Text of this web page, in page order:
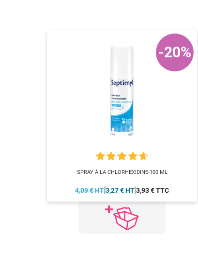
SPRAY À LA CHLORHEXIDINE-100 ML
4,09 € HT3,27 € HT3,93 € TTC
-20%